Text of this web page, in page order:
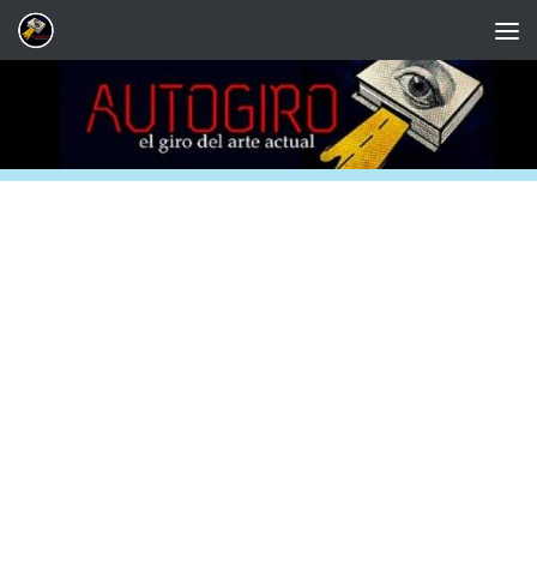
Saltar al contenido